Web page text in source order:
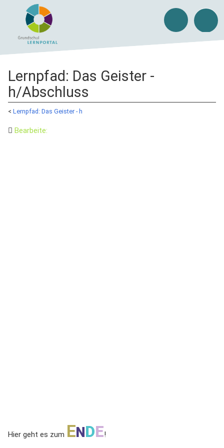
Lernpfad: Das Geister -
h/Abschluss
< Lernpfad: Das Geister - h
Bearbeite:
Hier geht es zum ENDE!